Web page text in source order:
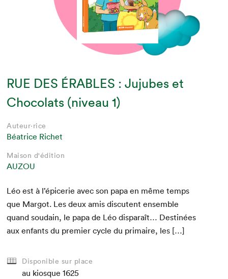
RUE DES ÉRABLES : Jujubes et
Chocolats (niveau 1)
Auteur·rice
Béatrice Richet
Maison d'édition
AUZOU
Léo est à l’épicerie avec son papa en même temps
que Mar­got. Les deux amis dis­cu­tent ensem­ble
quand soudain, le papa de Léo dis­paraît… Des­tinées
aux enfants du pre­mier cycle du pri­maire, les […]
Disponible sur place
au kiosque 1625